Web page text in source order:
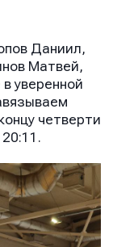
Даниил,
Матвей,
уверенной
четверти